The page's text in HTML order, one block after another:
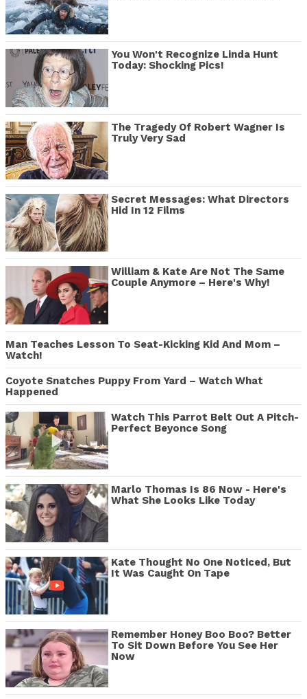
You Won't Recognize Linda Hunt
Today: Shocking Pics!
The Tragedy Of Robert Wagner Is
Truly Very Sad
Secret Messages: What Directors
Hid In 12 Films
William & Kate Are Not The Same
Couple Anymore – Here's Why!
Man Teaches Lesson To Seat-Kicking Kid And Mom –
Watch!
Coyote Snatches Puppy From Yard – Watch What
Happened
Watch This Parrot Belt Out A Pitch-
Perfect Beyonce Song
Marlo Thomas Is 86 Now - Here's
What She Looks Like Today
Kate Thought No One Noticed, But
It Was Caught On Tape
Remember Honey Boo Boo? Better
To Sit Down Before You See Her
Now